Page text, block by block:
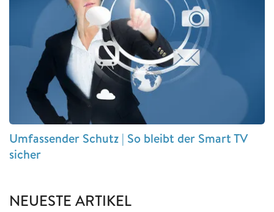
Umfassender Schutz | So bleibt der Smart TV
sicher
NEUESTE ARTIKEL